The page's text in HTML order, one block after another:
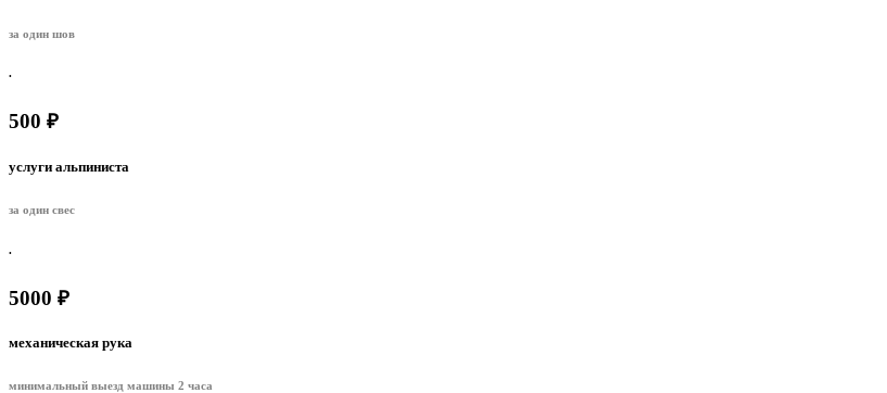
за один шов
.
500 ₽
услуги альпиниста
за один свес
.
5000 ₽
механическая рука
минимальный выезд машины 2 часа